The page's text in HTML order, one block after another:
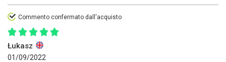
Commento confermato dall'acquisto
Łukasz
01/09/2022